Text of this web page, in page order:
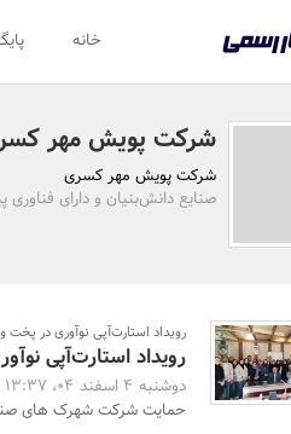
رسمی
اخبار
تایید
سازمان‌ها
و
روابط
خانه
شرکت پویش مهر
شرکت پویش مهر کسری
صنایع دانش‌بنیان و دارای فناوری
رویداد استارت‌آپی نوآوری در
رویداد استارت‌آپی
دوشنبه 4 اسفند 04، 13:37 -
حمایت شرکت شهرک های